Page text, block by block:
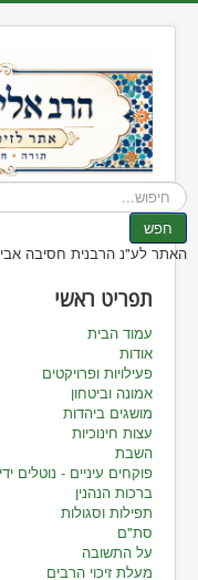
חיפוש...
חפש
האתר לע"נ הרבנית חסיבה
תפריט ראשי
עמוד הבית
אודות
פעילויות ופרויקטים
אמונה וביטחון
מושגים ביהדות
עצות חינוכיות
השבת
פוקחים עיניים - נוטלים
ברכות הנהנין
תפילות וסגולות
סת"ם
על התשובה
מעלת זיכוי הרבים